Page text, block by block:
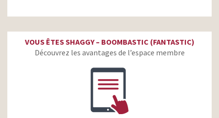
VOUS ÊTES SHAGGY – BOOMBASTIC (FANTASTIC)
Découvrez les avantages de l’espace membre